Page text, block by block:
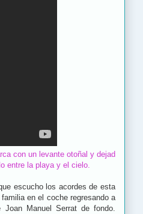
con un levante otoñal y dejad
entre la playa y el cielo.
escucho los acordes de esta
en el coche regresando a
Manuel Serrat de fondo.